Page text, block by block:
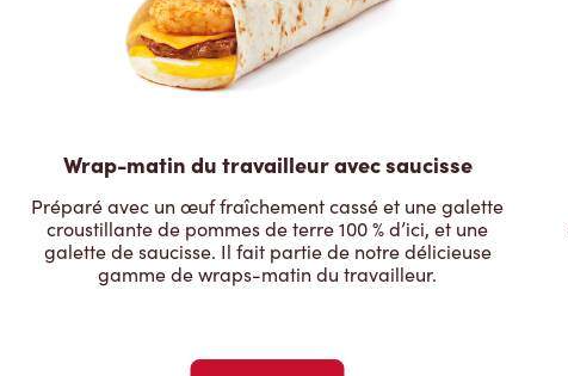
Wrap-matin du travailleur avec saucisse
Préparé avec un œuf fraîchement cassé et une galette
croustillante de pommes de terre 100 % d’ici, et une
galette de saucisse. Il fait partie de notre délicieuse
gamme de wraps-matin du travailleur.